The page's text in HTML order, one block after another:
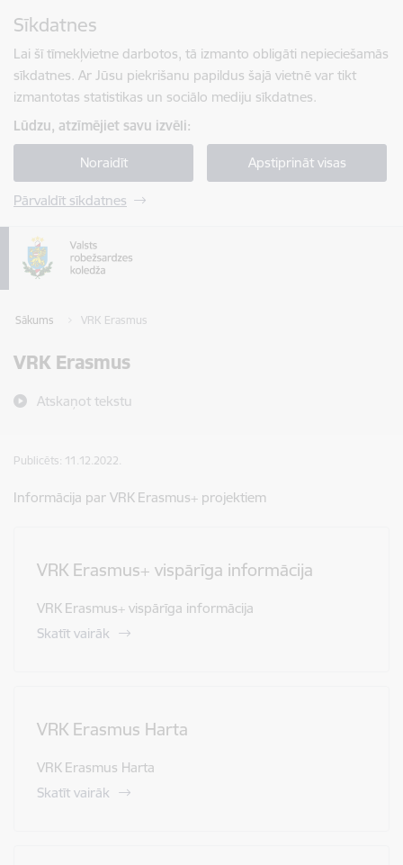
Sīkdatnes
Lai šī tīmekļvietne darbotos, tā izmanto obligāti nepieciešamās
sīkdatnes. Ar Jūsu piekrišanu papildus šajā vietnē var tikt
izmantotas statistikas un sociālo mediju sīkdatnes.
Lūdzu, atzīmējiet savu izvēli:
Noraidīt Apstiprināt visas
Pārvaldīt sīkdatnes
Sākums VRK Erasmus
VRK Erasmus
Atskaņot tekstu
Publicēts: 11.12.2022.
Informācija par VRK Erasmus+ projektiem
VRK Erasmus+ vispārīga informācija
VRK Erasmus+ vispārīga informācija
Skatīt vairāk
VRK Erasmus Harta
VRK Erasmus Harta
Skatīt vairāk